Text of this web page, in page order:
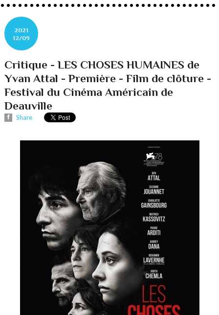
2021
12/09
Critique - LES CHOSES HUMAINES de
Yvan Attal - Première - Film de clôture -
Festival du Cinéma Américain de
Deauville
Share